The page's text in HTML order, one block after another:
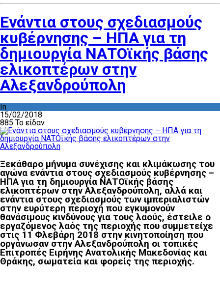
Ενάντια στους σχεδιασμούς
κυβέρνησης – ΗΠΑ για τη
δημιουργία ΝΑΤΟϊκής βάσης
ελικοπτέρων στην
Αλεξανδρούπολη
In
15/02/2018
885 Το είδαν
Ξεκάθαρο μήνυμα συνέχισης και κλιμάκωσης του
αγώνα ενάντια στους σχεδιασμούς κυβέρνησης –
ΗΠΑ για τη δημιουργία ΝΑΤΟϊκής βάσης
ελικοπτέρων στην Αλεξανδρούπολη, αλλά και
ενάντια στους σχεδιασμούς των ιμπεριαλιστών
στην ευρύτερη περιοχή που εγκυμονούν
θανάσιμους κινδύνους για τους λαούς, έστειλε ο
εργαζόμενος λαός της περιοχής που συμμετείχε
στις 11 Φλεβάρη 2018 στην κινητοποίηση που
οργάνωσαν στην Αλεξανδρούπολη οι τοπικές
Επιτροπές Ειρήνης Ανατολικής Μακεδονίας και
Θράκης, σωματεία και φορείς της περιοχής.